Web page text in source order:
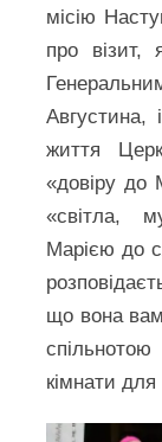
місію
про візит,
Августина,
життя
«довіру до
«світла,
Марією до
що вона
кімнати для